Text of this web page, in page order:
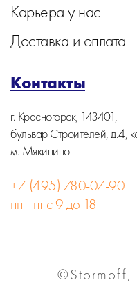
Карьера у нас
Доставка и оплата
Контакты
г. Красногорск, 143401,
бульвар Строителей, д.4,
м. Мякинино
+7 (495) 780-07-90
пн - пт с 9 до 18
©Stormoff,